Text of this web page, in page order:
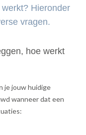
Hieronder
vragen.
hoe werkt
je jouw huidige
wanneer dat een